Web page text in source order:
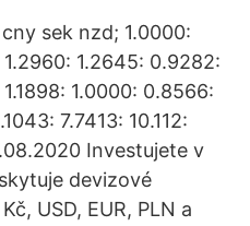
sek nzd; 1.0000:
1.2645: 0.9282:
1.0000: 0.8566:
7.7413: 10.112:
Investujete v
devizové
USD, EUR, PLN a